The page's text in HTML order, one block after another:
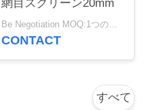
網目スクリーン20mm
Be Negotiation MOQ:1つのロール
CONTACT
すべて